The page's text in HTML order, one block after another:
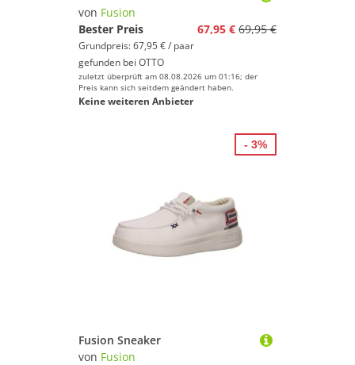
von Fusion
Bester Preis
67,95 € 69,95 €
Grundpreis: 67,95 € / paar
gefunden bei OTTO
zuletzt überprüft am 08.08.2026 um 01:16; der
Preis kann sich seitdem geändert haben.
Keine weiteren Anbieter
Fusion Sneaker
von Fusion
- 3%